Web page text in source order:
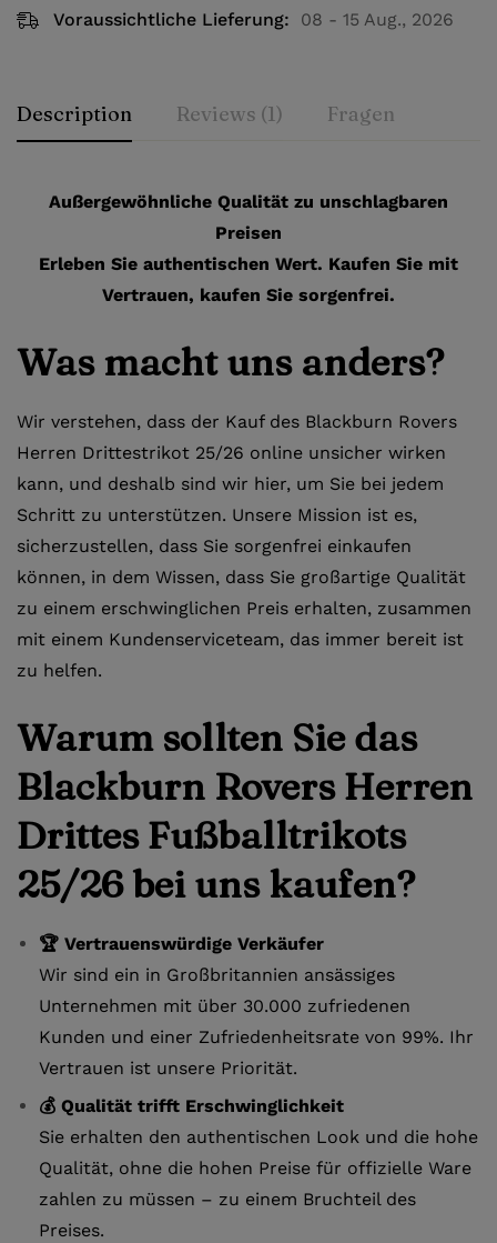
Voraussichtliche Lieferung: 08 - 15 Aug., 2026
Description Reviews (1) Fragen
Außergewöhnliche Qualität zu unschlagbaren
Preisen
Erleben Sie authentischen Wert. Kaufen Sie mit
Vertrauen, kaufen Sie sorgenfrei.
Was macht uns anders?
Wir verstehen, dass der Kauf des Blackburn Rovers
Herren Drittestrikot 25/26 online unsicher wirken
kann, und deshalb sind wir hier, um Sie bei jedem
Schritt zu unterstützen. Unsere Mission ist es,
sicherzustellen, dass Sie sorgenfrei einkaufen
können, in dem Wissen, dass Sie großartige Qualität
zu einem erschwinglichen Preis erhalten, zusammen
mit einem Kundenserviceteam, das immer bereit ist
zu helfen.
Warum sollten Sie das
Blackburn Rovers Herren
Drittes Fußballtrikots
25/26 bei uns kaufen?
🏆 Vertrauenswürdige Verkäufer
Wir sind ein in Großbritannien ansässiges
Unternehmen mit über 30.000 zufriedenen
Kunden und einer Zufriedenheitsrate von 99%. Ihr
Vertrauen ist unsere Priorität.
💰 Qualität trifft Erschwinglichkeit
Sie erhalten den authentischen Look und die hohe
Qualität, ohne die hohen Preise für offizielle Ware
zahlen zu müssen – zu einem Bruchteil des
Preises.